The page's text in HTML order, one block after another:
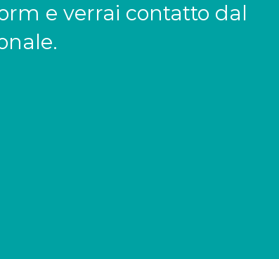
e verrai contatto dal